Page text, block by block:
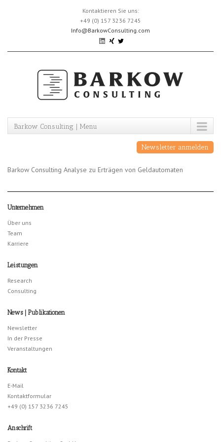
Kontaktieren Sie uns:
+49 (0) 157 3236 7245
Info@BarkowConsulting.com
Barkow Consulting | Menu
Newsletter anmelden
Barkow Consulting Analyse zu Erträgen von Geldautomaten
Unternehmen
Über uns
Team
Karriere
Leistungen
Research
Consulting
News | Publikationen
Newsletter
In der Presse
Veranstaltungen
Kontakt
E-Mail
Kontaktformular
+49 (0) 157 3236 7245
Anschrift